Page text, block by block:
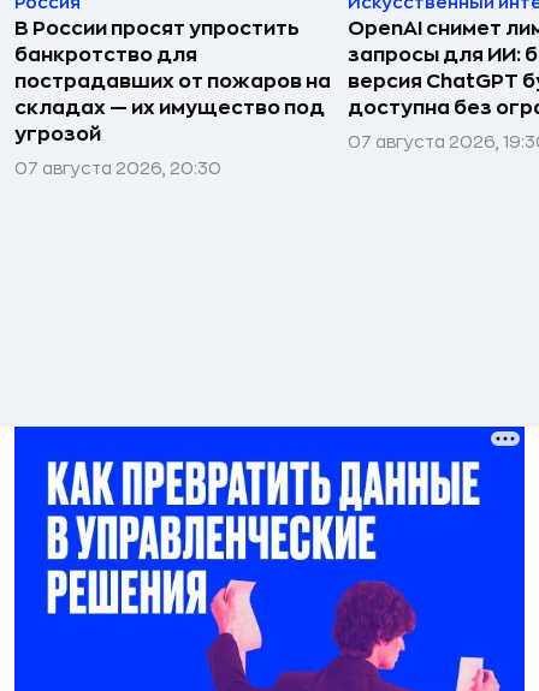
В России просят упростить
банкротство для
пострадавших от пожаров на
складах — их имущество под
угрозой
07 августа 2026, 20:30
OpenAI снимет
запросы для ИИ:
версия ChatGPT
доступна без
07 августа 2026,